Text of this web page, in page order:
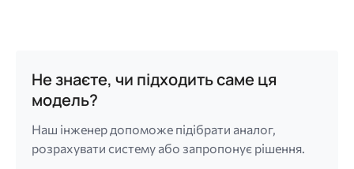
Не знаєте, чи підходить саме ця
модель?
Наш інженер допоможе підібрати аналог,
розрахувати систему або запропонує рішення.